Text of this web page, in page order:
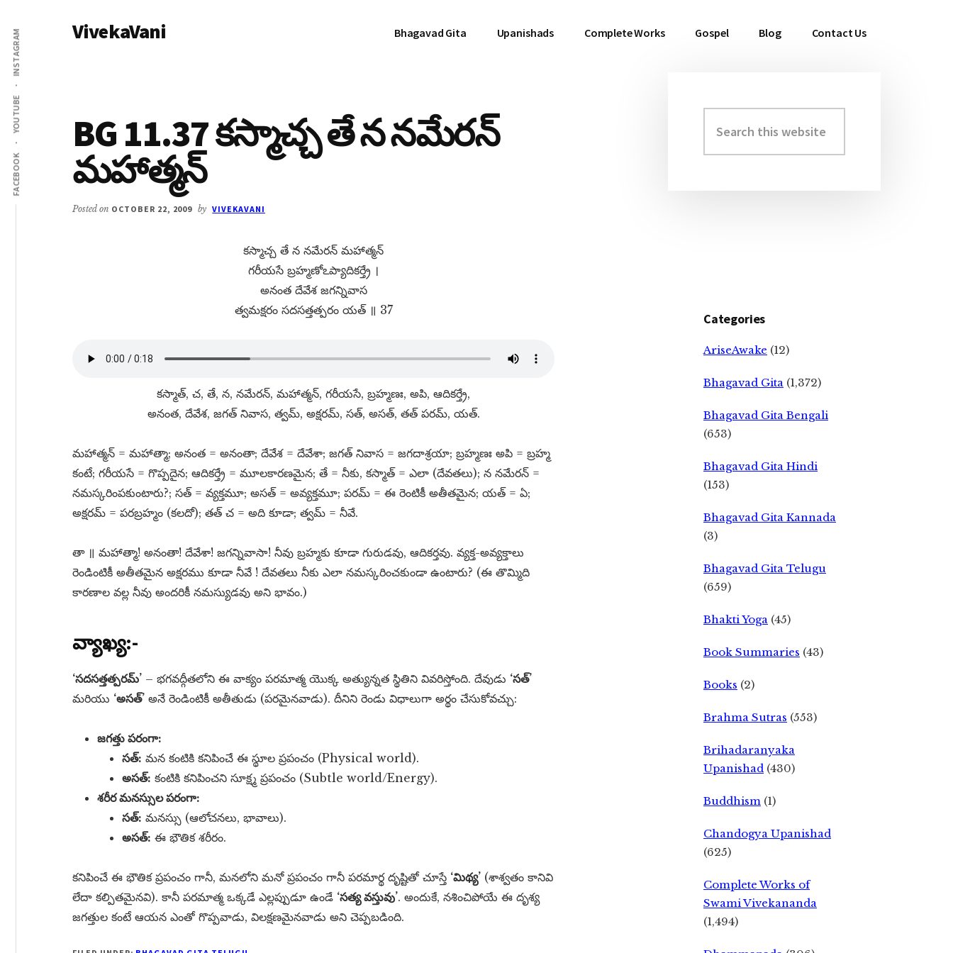
main
content
primary
sidebar
Additional
menu
FACEBOOK
YOUTUBE
INSTAGRAM VivekaVani Bhagavad Gita Upanishads Complete Works Gospel Blog Contact Us
BG 11.37 కస్మాచ్చ తే న నమేరన్​
మహాత్మన్​
Posted on OCTOBER 22, 2009 by VIVEKAVANI
కస్మాచ్చ తే న నమేరన్​ మహాత్మన్​
గరీయసే బ్రహ్మణోఽప్యాదికర్త్రే ।
అనంత దేవేశ జగన్నివాస
త్వమక్షరం సదసత్తత్పరం యత్​ ॥ 37
కస్మాత్​, చ, తే, న, నమేరన్​, మహాత్మన్​, గరీయసే, బ్రహ్మణః, అపి, ఆదికర్త్రే,
అనంత, దేవేశ, జగత్​ నివాస, త్వమ్​, అక్షరమ్​, సత్​, అసత్​, తత్​ పరమ్​, యత్​.
మహాత్మన్​ = మహాత్మా; అనంత = అనంతా; దేవేశ = దేవేశా; జగత్​ నివాస = జగదాశ్రయా; బ్రహ్మణః అపి = బ్రహ్మ
కంటే; గరీయసే = గొప్పదైన; ఆదికర్త్రే = మూలకారణమైన; తే = నీకు, కస్మాత్​ = ఎలా (దేవతలు); న నమేరన్​ =
నమస్కరింపకుంటారు?; సత్​ = వ్యక్తమూ; అసత్​ = అవ్యక్తమూ; పరమ్​ = ఈ రెంటికీ అతీతమైన; యత్​ = ఏ;
అక్షరమ్​ = పరబ్రహ్మం (కలదో); తత్​ చ = అది కూడా; త్వమ్​ = నీవే.
తా ॥ మహాత్మా! అనంతా! దేవేశా! జగన్నివాసా! నీవు బ్రహ్మకు కూడా గురుడవు, ఆదికర్తవు. వ్యక్త-అవ్యక్తాలు
రెండింటికీ అతీతమైన అక్షరము కూడా నీవే ! దేవతలు నీకు ఎలా నమస్కరించకుండా ఉంటారు? (ఈ తొమ్మిది
కారణాల వల్ల నీవు అందరికీ నమస్యుడవు అని భావం.)
వ్యాఖ్య:-
‘సదసత్తత్పరమ్’ – భగవద్గీతలోని ఈ వాక్యం పరమాత్మ యొక్క అత్యున్నత స్థితిని వివరిస్తోంది. దేవుడు ‘సత్’
మరియు ‘అసత్’ అనే రెండింటికీ అతీతుడు (పరమైనవాడు). దీనిని రెండు విధాలుగా అర్థం చేసుకోవచ్చు:
జగత్తు పరంగా:
సత్: మన కంటికి కనిపించే ఈ స్థూల ప్రపంచం (Physical world).
అసత్: కంటికి కనిపించని సూక్ష్మ ప్రపంచం (Subtle world/Energy).
శరీర మనస్సుల పరంగా:
సత్: మనస్సు (ఆలోచనలు, భావాలు).
అసత్: ఈ భౌతిక శరీరం.
కనిపించే ఈ భౌతిక ప్రపంచం గానీ, మనలోని మనో ప్రపంచం గానీ పరమార్థ దృష్టితో చూస్తే ‘మిథ్య’ (శాశ్వతం కానివి
లేదా కల్పితమైనవి). కానీ పరమాత్మ ఒక్కడే ఎల్లప్పుడూ ఉండే ‘సత్య వస్తువు’. అందుకే, నశించిపోయే ఈ దృశ్య
జగత్తుల కంటే ఆయన ఎంతో గొప్పవాడు, విలక్షణమైనవాడు అని చెప్పబడింది.
Primary
Sidebar
this
website
Categories
AriseAwake (12)
Bhagavad Gita (1,372)
Bhagavad Gita Bengali
(653)
Bhagavad Gita Hindi
(153)
Bhagavad Gita Kannada
(3)
Bhagavad Gita Telugu
(659)
Bhakti Yoga (45)
Book Summaries (43)
Books (2)
Brahma Sutras (553)
Brihadaranyaka
Upanishad (430)
Buddhism (1)
Chandogya Upanishad
(625)
Complete Works of
Swami Vivekananda
(1,494)